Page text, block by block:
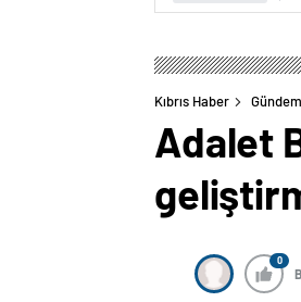
Kıbrıs Haber Gündem
Adalet
0